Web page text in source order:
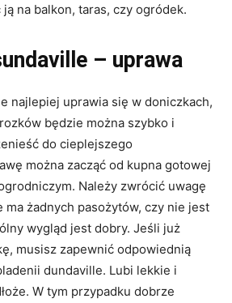
na balkon, taras, czy ogródek.
– uprawa
najlepiej uprawia się w doniczkach,
będzie można szybko i
do cieplejszego
można zacząć od kupna gotowej
Należy zwrócić uwagę
ma żadnych pasożytów, czy nie jest
wygląd jest dobry. Jeśli już
musisz zapewnić odpowiednią
dundaville. Lubi lekkie i
W tym przypadku dobrze